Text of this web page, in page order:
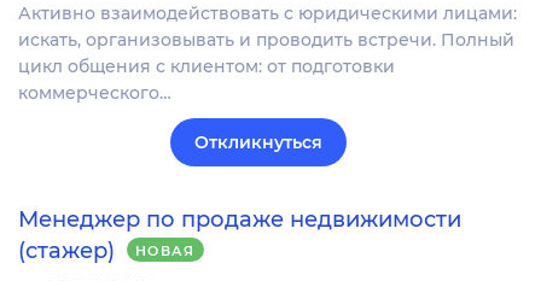
Активно взаимодействовать с юридическими лицами:
искать, организовывать и проводить встречи. Полный
цикл общения с клиентом: от подготовки
коммерческого…
Откликнуться
Менеджер по продаже недвижимости
(стажер)
НОВАЯ